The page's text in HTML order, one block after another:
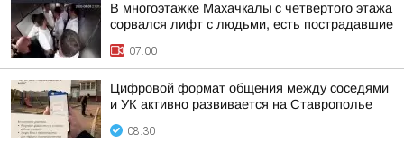
В многоэтажке Махачкалы с четвертого этажа
сорвался лифт с людьми, есть пострадавшие
07:00
Цифровой формат общения между соседями
и УК активно развивается на Ставрополье
08:30